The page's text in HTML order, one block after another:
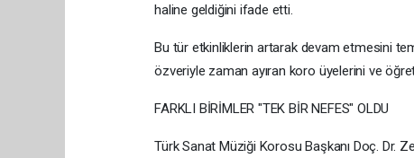
haline geldiğini ifade etti.
Bu tür etkinliklerin artarak devam etmesini
özveriyle zaman ayıran koro üyelerini ve
FARKLI BİRİMLER "TEK BİR NEFES" OLDU
Türk Sanat Müziği Korosu Başkanı Doç. Dr.